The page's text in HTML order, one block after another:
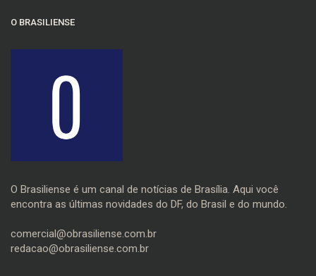
O BRASILIENSE
O Brasiliense é um canal de notícias de Brasília. Aqui você
encontra as últimas novidades do DF, do Brasil e do mundo.
comercial@obrasiliense.com.br
redacao@obrasiliense.com.br